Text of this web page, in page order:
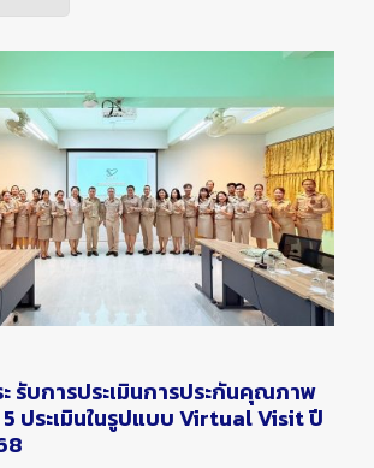
รับการประเมินการประกันคุณภาพ
ประเมินในรูปแบบ Virtual Visit ปี